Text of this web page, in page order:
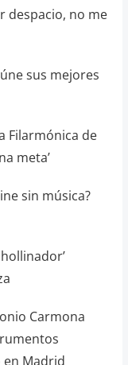
despacio, no me
sus mejores
Filarmónica de
meta’
sin música?
Carmona
en Madrid